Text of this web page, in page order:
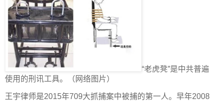
“老虎凳”是中共普遍
使用的刑讯工具。（网络图片）
王宇律师是2015年709大抓捕案中被捕的第一人。早年2008